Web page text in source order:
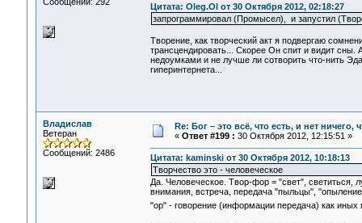
Цитата: Oleg.Ol от 30 Октября 2012, 02:18:27
запрограммировал (Промысел), и запустил
Творение, как творческий акт я подвергаю
трансцендировать... Скорее Он спит и видит сны.
недоумками и не лучше ли сотворить что-нить
гиперинтернета...
Владислав
Ветеран
Сообщений: 2486
Re: Бог – это всё, что есть, и нет
« Ответ #199 : 30 Октября 2012, 12:15:51 »
Цитата: kaminski от 30 Октября 2012, 10:18:13
Творчество это - человеческое
Да. Человеческое. Твор-фор = "свет", светиться,
внимания, встреча, передача "пыльцы",
"ор" - говорение (информации передача) как